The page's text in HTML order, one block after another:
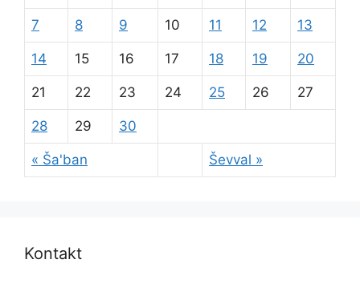
« Ša'ban Ševval »
7 8 9 10 11 12 13
14 15 16 17 18 19 20
21 22 23 24 25 26 27
28 29 30
Kontakt